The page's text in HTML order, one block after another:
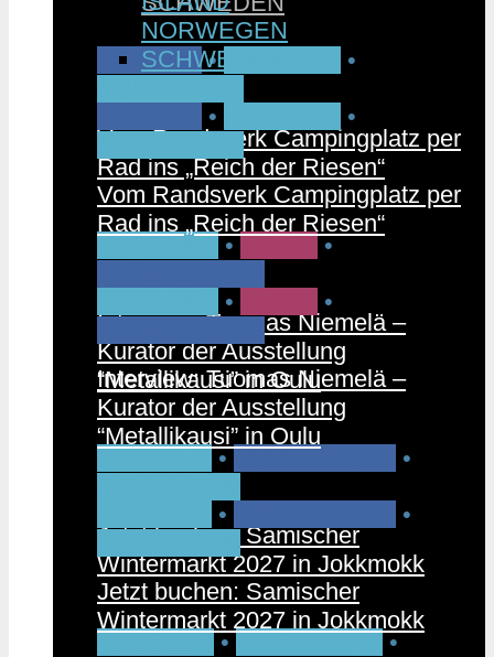
CAMPEN •
•
Vom Randsverk Campingplatz per
Rad ins „Reich der Riesen“
FINNLAND • MUSIK •
Interview: Tuomas Niemelä –
Kurator der Ausstellung
“Metallikausi” in Oulu
PARTNER • RUNDREISEN
•
Jetzt buchen: Samischer
Wintermarkt 2027 in Jokkmokk
FAHRRAD • NORWEGEN •
NORWEGEN
SCHWEDEN
•
•
Vom Randsverk Campingplatz per
Rad ins „Reich der Riesen“
•
•
Interview: Tuomas Niemelä –
Kurator der Ausstellung
“Metallikausi” in Oulu
•
•
Jetzt buchen: Samischer
Wintermarkt 2027 in Jokkmokk